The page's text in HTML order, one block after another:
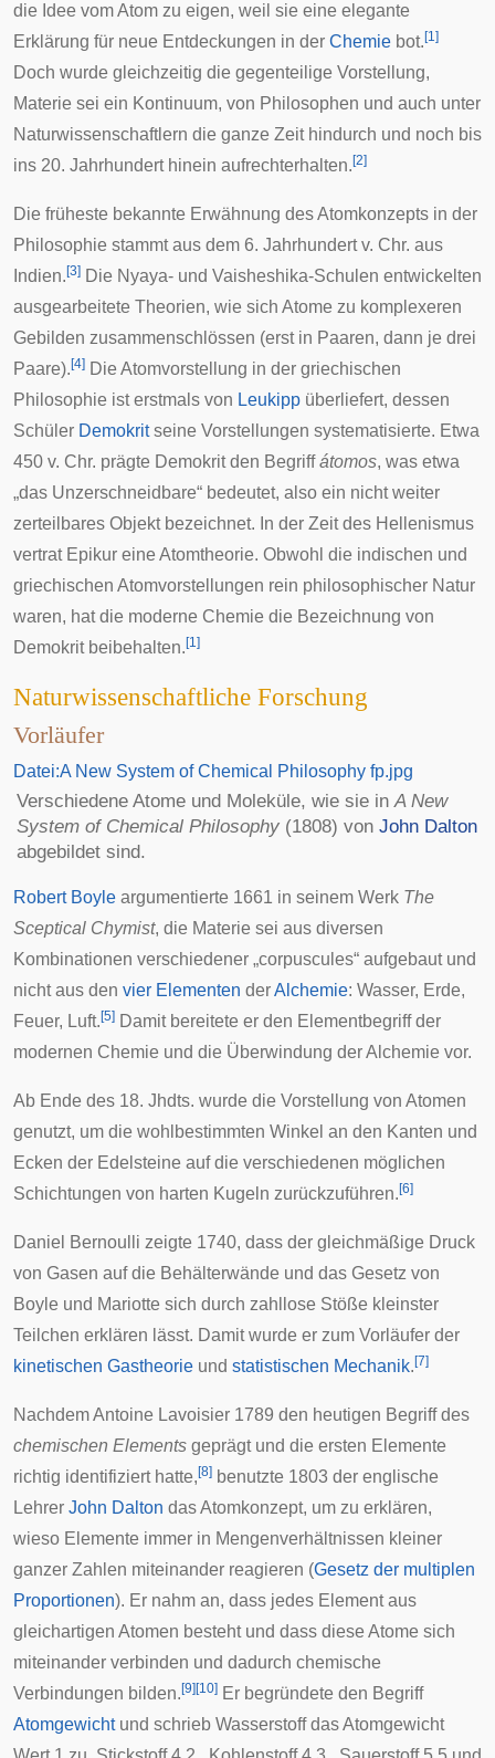
die Idee vom Atom zu eigen, weil sie eine elegante
Erklärung für neue Entdeckungen in der Chemie bot. [1]
Doch wurde gleichzeitig die gegenteilige Vorstellung,
Materie sei ein Kontinuum, von Philosophen und auch unter
Naturwissenschaftlern die ganze Zeit hindurch und noch bis
ins 20. Jahrhundert hinein aufrechterhalten. [2]
Die früheste bekannte Erwähnung des Atomkonzepts in der
Philosophie stammt aus dem 6. Jahrhundert v. Chr. aus
Indien. [3] Die Nyaya- und Vaisheshika-Schulen entwickelten
ausgearbeitete Theorien, wie sich Atome zu komplexeren
Gebilden zusammenschlössen (erst in Paaren, dann je drei
Paare). [4] Die Atomvorstellung in der griechischen
Philosophie ist erstmals von Leukipp überliefert, dessen
Schüler Demokritseine Vorstellungen systematisierte. Etwa
450 v. Chr. prägte Demokrit den Begriffátomos, was etwa
„das Unzerschneidbare“ bedeutet, also ein nicht weiter
zerteilbares Objekt bezeichnet. In der Zeit des Hellenismus
vertrat Epikur eine Atomtheorie. Obwohl die indischen und
griechischen Atomvorstellungen rein philosophischer Natur
waren, hat die moderne Chemie die Bezeichnung von
Demokrit beibehalten. [1]
Naturwissenschaftliche Forschung
Vorläufer
Datei:A New System of Chemical Philosophy fp.jpg
Verschiedene Atome und Moleküle, wie sie inA New
System of Chemical Philosophy (1808) von John Dalton
abgebildet sind.
Robert Boyle argumentierte 1661 in seinem Werk The
Sceptical Chymist, die Materie sei aus diversen
Kombinationen verschiedener „corpuscules“ aufgebaut und
nicht aus den vier Elementen derAlchemie: Wasser, Erde,
Feuer, Luft. [5] Damit bereitete er den Elementbegriff der
modernen Chemie und die Überwindung der Alchemie vor.
Ab Ende des 18. Jhdts. wurde die Vorstellung von Atomen
genutzt, um die wohlbestimmten Winkel an den Kanten und
Ecken der Edelsteine auf die verschiedenen möglichen
Schichtungen von harten Kugeln zurückzuführen. [6]
Daniel Bernoulli zeigte 1740, dass der gleichmäßige Druck
von Gasen auf die Behälterwände und das Gesetz von
Boyle und Mariotte sich durch zahllose Stöße kleinster
Teilchen erklären lässt. Damit wurde er zum Vorläufer der
kinetischen Gastheorie und statistischen Mechanik. [7]
NachdemAntoine Lavoisier 1789 den heutigen Begriff des
chemischen Elements geprägt und die ersten Elemente
richtig identifiziert hatte, [8] benutzte 1803 der englische
Lehrer John Dalton das Atomkonzept, um zu erklären,
wieso Elemente immer in Mengenverhältnissen kleiner
ganzer Zahlen miteinander reagieren (Gesetz der multiplen
Proportionen). Er nahm an, dass jedes Element aus
gleichartigen Atomen besteht und dass diese Atome sich
miteinander verbinden und dadurch chemische
Verbindungen bilden. [9] [10] Er begründete den Begriff
Atomgewichtund schrieb Wasserstoff das Atomgewicht